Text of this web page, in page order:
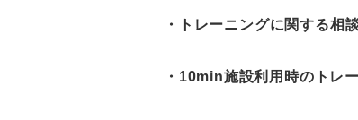
・トレーニングに関する相
・10min施設利用時のトレ